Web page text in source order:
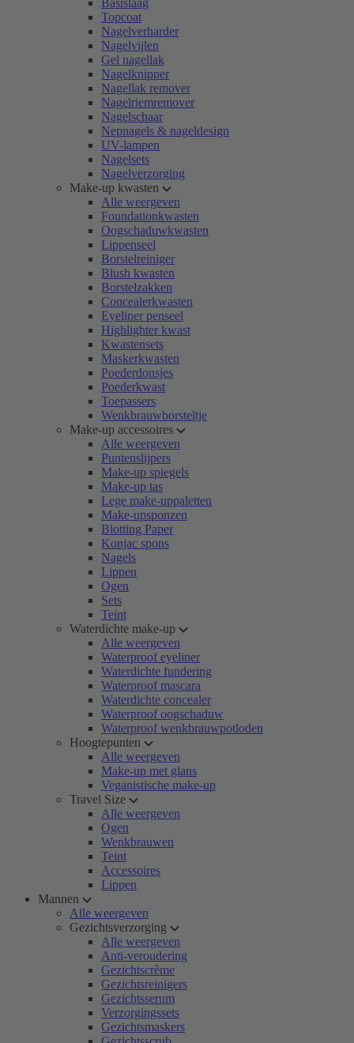
Basislaag
Topcoat
Nagelverharder
Nagelvijlen
Gel nagellak
Nagelknipper
Nagellak remover
Nagelriemremover
Nagelschaar
Nepnagels & nageldesign
UV-lampen
Nagelsets
Nagelverzorging
Make-up kwasten
Alle weergeven
Foundationkwasten
Oogschaduwkwasten
Lippenseel
Borstelreiniger
Blush kwasten
Borstelzakken
Concealerkwasten
Eyeliner penseel
Highlighter kwast
Kwastensets
Maskerkwasten
Poederdonsjes
Poederkwast
Toepassers
Wenkbrauwborsteltje
Make-up accessoires
Alle weergeven
Puntenslijpers
Make-up spiegels
Make-up tas
Lege make-uppaletten
Make-upsponzen
Blotting Paper
Konjac spons
Nagels
Lippen
Ogen
Sets
Teint
Waterdichte make-up
Alle weergeven
Waterproof eyeliner
Waterdichte fundering
Waterproof mascara
Waterdichte concealer
Waterproof oogschaduw
Waterproof wenkbrauwpotloden
Hoogtepunten
Alle weergeven
Make-up met glans
Veganistische make-up
Travel Size
Alle weergeven
Ogen
Wenkbrauwen
Teint
Accessoires
Lippen
Mannen
Alle weergeven
Gezichtsverzorging
Alle weergeven
Anti-veroudering
Gezichtscrème
Gezichtsreinigers
Gezichtsserum
Verzorgingssets
Gezichtsmaskers